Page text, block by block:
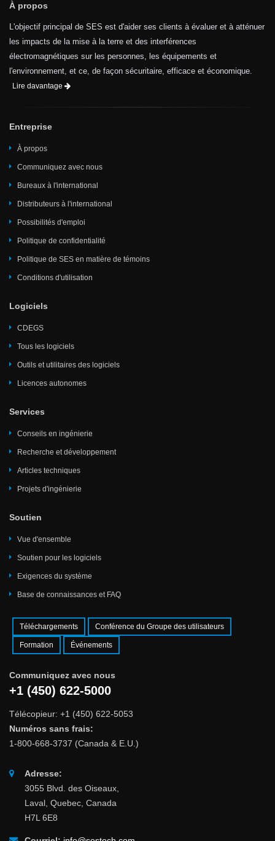
À propos
L'objectif principal de SES est d'aider ses clients à évaluer et à atténuer
les impacts de la mise à la terre et des interférences
électromagnétiques sur les personnes, les équipements et
l'environnement, et ce, de façon sécuritaire, efficace et économique.
Lire davantage
Entreprise
À propos
Communiquez avec nous
Bureaux à l'international
Distributeurs à l'international
Possibilités d'emploi
Politique de confidentialité
Politique de SES en matière de témoins
Conditions d'utilisation
Logiciels
CDEGS
Tous les logiciels
Outils et utilitaires des logiciels
Licences autonomes
Services
Conseils en ingénierie
Recherche et développement
Articles techniques
Projets d'ingénierie
Soutien
Vue d'ensemble
Soutien pour les logiciels
Exigences du système
Base de connaissances et FAQ
Téléchargements Conférence du Groupe des utilisateurs
Formation Événements
Communiquez avec nous
+1 (450) 622-5000
Télécopieur: +1 (450) 622-5053
Numéros sans frais:
1-800-668-3737 (Canada & E.U.)
Adresse:
3055 Blvd. des Oiseaux,
Laval, Quebec, Canada
H7L 6E8